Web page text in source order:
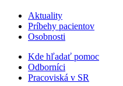
Aktuality
Príbehy pacientov
Osobnosti
Kde hľadať pomoc
Odborníci
Pracoviská v SR